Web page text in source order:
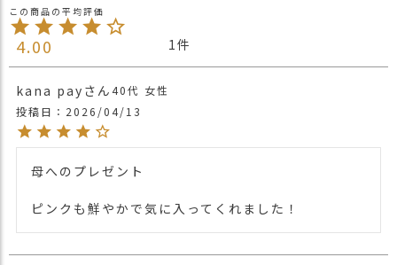
返
品
交
商品詳細
けて美しく輝きます。
後頭部にはゴムが入っているため、締め付け感
なくゆったりと快適に着用可能。
年代や季節を問わず、長くご愛用いただけるア
イテム。
すすめです。
※1点1点ハンドメイドになりますので、入荷時
す。
注意点
・長時間濡れたままで重ねて置いたり、汗や雨
4.00 1
kana pay 40代 女性
投稿日
2026/04/13
母へのプレゼント
ピンクも鮮やかで気に入ってくれました！